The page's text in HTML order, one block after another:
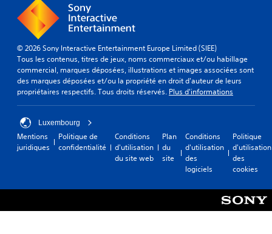
© 2026 Sony Interactive Entertainment Europe Limited (SIEE)
Tous les contenus, titres de jeux, noms commerciaux et/ou habillage
commercial, marques déposées, illustrations et images associées sont
des marques déposées et/ou la propriété en droit d'auteur de leurs
propriétaires respectifs. Tous droits réservés. Plus d'informations
Luxembourg
Mentions
juridiques
Politique de
confidentialité
Conditions
d'utilisation
du site web
Plan
du
site
Conditions
d'utilisation
des
logiciels
Politique
d'utilisation
des
cookies